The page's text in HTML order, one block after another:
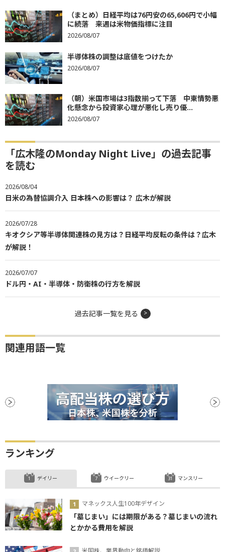
（まとめ）日経平均は76円安の65,606円で小幅
に続落 来週は米物価指標に注目
2026/08/07
半導体株の調整は底値をつけたか
2026/08/07
（朝）米国市場は3指数揃って下落 中東情勢悪
化懸念から投資家心理が悪化し売り優...
2026/08/07
「広木隆のMonday Night Live」の過去記事
を読む
2026/08/04
日米の為替協調介入 日本株への影響は？ 広木が解説
2026/07/28
キオクシア等半導体関連株の見方は？日経平均反転の条件は？広木
が解説！
2026/07/07
ドル円・AI・半導体・防衛株の行方を解説
過去記事一覧を見る
関連用語一覧
ランキング
デイリー
マネックス人生100年デザイン
「墓じまい」には期限がある？墓じまいの流れ
とかかる費用を解説
ウイークリー マンスリー